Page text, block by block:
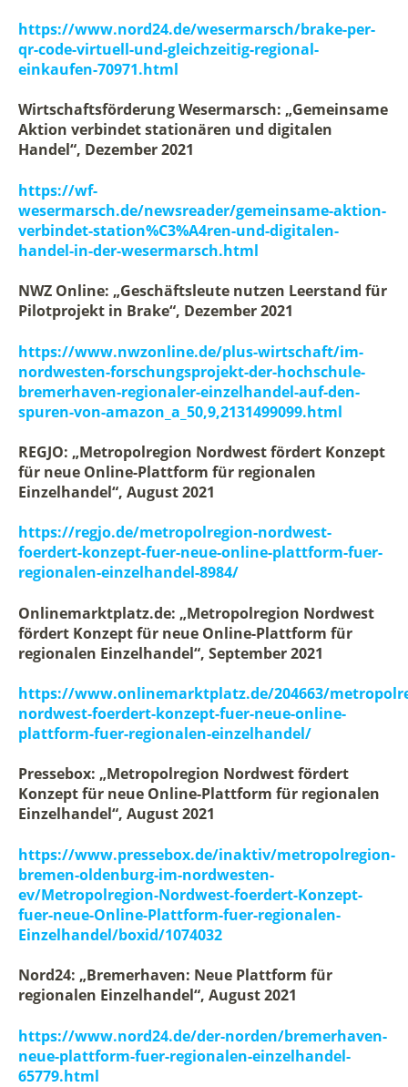
https://www.nord24.de/wesermarsch/brake-per-
qr-code-virtuell-und-gleichzeitig-regional-
einkaufen-70971.html
Wirtschaftsförderung Wesermarsch: „Gemeinsame
Aktion verbindet stationären und digitalen
Handel“, Dezember 2021
https://wf-
wesermarsch.de/newsreader/gemeinsame-aktion-
verbindet-station%C3%A4ren-und-digitalen-
handel-in-der-wesermarsch.html
NWZ Online: „Geschäftsleute nutzen Leerstand für
Pilotprojekt in Brake“, Dezember 2021
https://www.nwzonline.de/plus-wirtschaft/im-
nordwesten-forschungsprojekt-der-hochschule-
bremerhaven-regionaler-einzelhandel-auf-den-
spuren-von-amazon_a_50,9,2131499099.html
REGJO: „Metropolregion Nordwest fördert Konzept
für neue Online-Plattform für regionalen
Einzelhandel“, August 2021
https://regjo.de/metropolregion-nordwest-
foerdert-konzept-fuer-neue-online-plattform-fuer-
regionalen-einzelhandel-8984/
Onlinemarktplatz.de: „Metropolregion Nordwest
fördert Konzept für neue Online-Plattform für
regionalen Einzelhandel“, September 2021
https://www.onlinemarktplatz.de/204663/
nordwest-foerdert-konzept-fuer-neue-online-
plattform-fuer-regionalen-einzelhandel/
Pressebox: „Metropolregion Nordwest fördert
Konzept für neue Online-Plattform für regionalen
Einzelhandel“, August 2021
https://www.pressebox.de/inaktiv/metropolregion-
bremen-oldenburg-im-nordwesten-
ev/Metropolregion-Nordwest-foerdert-Konzept-
fuer-neue-Online-Plattform-fuer-regionalen-
Einzelhandel/boxid/1074032
Nord24: „Bremerhaven: Neue Plattform für
regionalen Einzelhandel“, August 2021
https://www.nord24.de/der-norden/bremerhaven-
neue-plattform-fuer-regionalen-einzelhandel-
65779.html